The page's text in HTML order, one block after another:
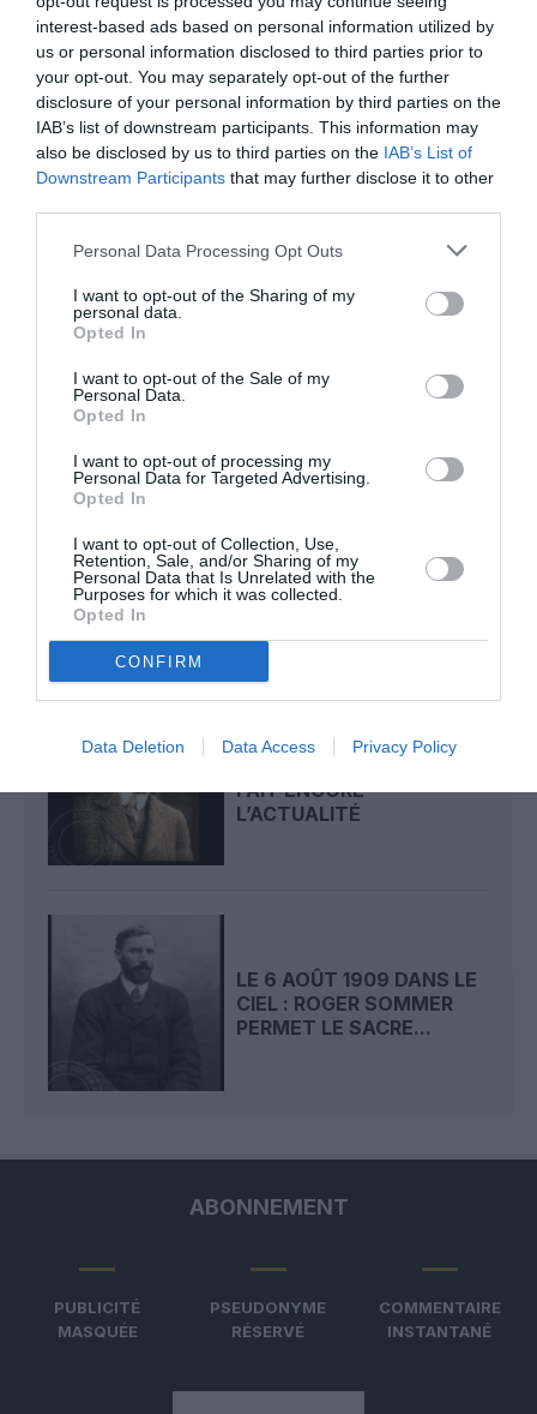
interest-based ads based on personal information utilized by
us or personal information disclosed to third parties prior to
your opt-out. You may separately opt-out of the further
disclosure of your personal information by third parties on the
IAB’s list of downstream participants. This information may
also be disclosed by us to third parties on the IAB’s List of
Downstream Participants that may further disclose it to other
Personal Data Processing Opt Outs
I want to opt-out of the Sharing of my
personal data.
Opted In
I want to opt-out of the Sale of my
Personal Data.
Opted In
I want to opt-out of processing my
Personal Data for Targeted Advertising.
Opted In
I want to opt-out of Collection, Use,
Retention, Sale, and/or Sharing of my
Personal Data that Is Unrelated with the
Purposes for which it was collected.
Opted In
CONFIRM
Data Deletion Data Access Privacy Policy
Incivilités à Bangkok : 22 passagers chinois refusés à
bord après une course-poursuite, l’incident devient
diplomatique
François Martya commenté l'article :
histoire de l'aviation
CIEL : UNE
DÉMONSTRATION
PUBLIQUE...
LE 7 AOÛT 1909 DANS LE
FAIT ENCORE
L’ACTUALITÉ
LE 6 AOÛT 1909 DANS LE
CIEL : ROGER SOMMER
PERMET LE SACRE...
ABONNEMENT
PUBLICITÉ
MASQUÉE
PSEUDONYME
RÉSERVÉ
COMMENTAIRE
INSTANTANÉ